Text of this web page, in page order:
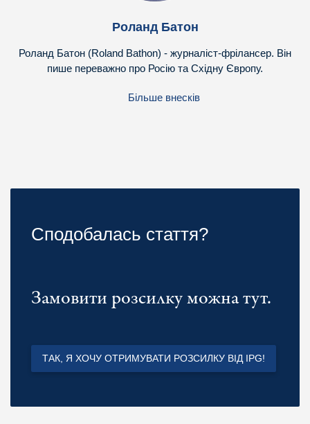
Роланд Батон
Роланд Батон (Roland Bathon) - журналіст-фрілансер. Він
пише переважно про Росію та Східну Європу.
Більше внесків
Сподобалась стаття?
Замовити розсилку можна тут.
ТАК, Я ХОЧУ ОТРИМУВАТИ РОЗСИЛКУ ВІД IPG!